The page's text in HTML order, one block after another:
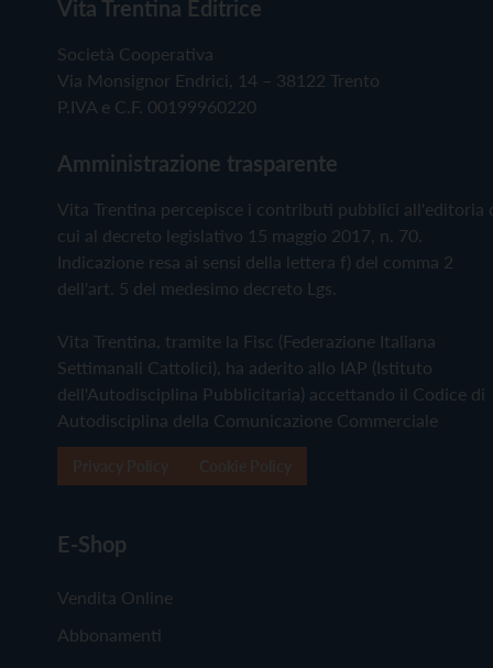
Vita Trentina Editrice
Società Cooperativa
Via Monsignor Endrici, 14 – 38122 Trento
P.IVA e C.F. 00199960220
Amministrazione trasparente
Vita Trentina percepisce i contributi pubblici all'editoria
cui al decreto legislativo 15 maggio 2017, n. 70.
Indicazione resa ai sensi della lettera f) del comma 2
dell'art. 5 del medesimo decreto Lgs.
Vita Trentina, tramite la Fisc (Federazione Italiana
Settimanali Cattolici), ha aderito allo IAP (Istituto
dell'Autodisciplina Pubblicitaria) accettando il Codice di
Autodisciplina della Comunicazione Commerciale
E-Shop
Vendita Online
Abbonamenti